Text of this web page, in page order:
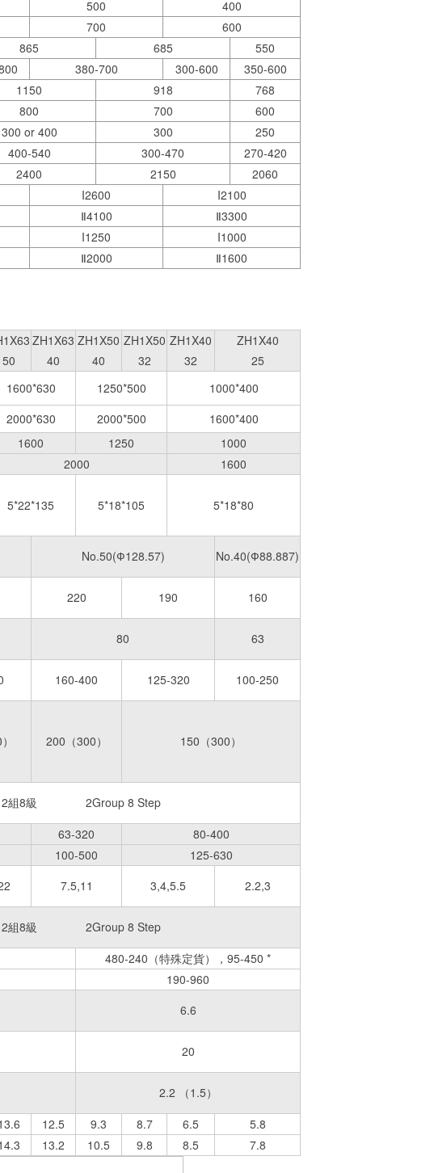
500
400
700
600
865 685
550
380-700 300-600
350-600
1150 918
768
800 700
600
300 or 400 300
250
400-540 300-470
270-420
2400 2150
2060
I2600
I2100
Ⅱ4100
Ⅱ3300
I1250
I1000
Ⅱ2000 Ⅱ1600
50
ZH1X63
40
ZH1X50
40
ZH1X50
32
ZH1X40
32
ZH1X40
25
1600*630 1250*500
1000*400
2000*630 2000*500
1600*400
1600 1250
1000
2000
1600
5*22*135 5*18*105 5*18*80
No.50(Ф128.57)
No.40(Ф88.887)
220 190
160
80
63
160-400 125-320
100-250
200（300） 150（300）
2組8級 2Group 8 Step
63-320
80-400
100-500
125-630
7.5,11 3,4,5.5
2.2,3
2組8級 2Group 8 Step
480-240（特殊定貨），95-450 *
190-960
6.6
20
2.2 （1.5）
12.5 9.3 8.7 6.5
5.8
13.2 10.5 9.8 8.5 7.8